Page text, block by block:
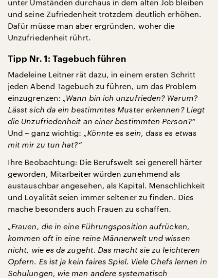
unter Umständen durchaus in dem alten Job bleiben
und seine Zufriedenheit trotzdem deutlich erhöhen.
Dafür müsse man aber ergründen, woher die
Unzufriedenheit rührt.
Tipp Nr. 1: Tagebuch führen
Madeleine Leitner rät dazu, in einem ersten Schritt
jeden Abend Tagebuch zu führen, um das Problem
einzugrenzen: „Wann bin ich unzufrieden? Warum?
Lässt sich da ein bestimmtes Muster erkennen? Liegt
die Unzufriedenheit an einer bestimmten Person?“
Und – ganz wichtig: „Könnte es sein, dass es etwas
mit mir zu tun hat?“
Ihre Beobachtung: Die Berufswelt sei generell härter
geworden, Mitarbeiter würden zunehmend als
austauschbar angesehen, als Kapital. Menschlichkeit
und Loyalität seien immer seltener zu finden. Dies
mache besonders auch Frauen zu schaffen.
„Frauen, die in eine Führungsposition aufrücken,
kommen oft in eine reine Männerwelt und wissen
nicht, wie es da zugeht. Das macht sie zu leichteren
Opfern. Es ist ja kein faires Spiel. Viele Chefs lernen in
Schulungen, wie man andere systematisch